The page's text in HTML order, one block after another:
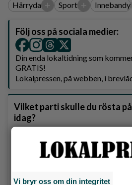
Härryda + Sport + Innebandy
Följ oss på sociala medier:
Din enda lokaltidning som
GRATIS!
Lokalpressen, på webben, i
Vilket parti skulle du rösta
idag?
Socialdemokraterna
Vi bryr oss om din integritet